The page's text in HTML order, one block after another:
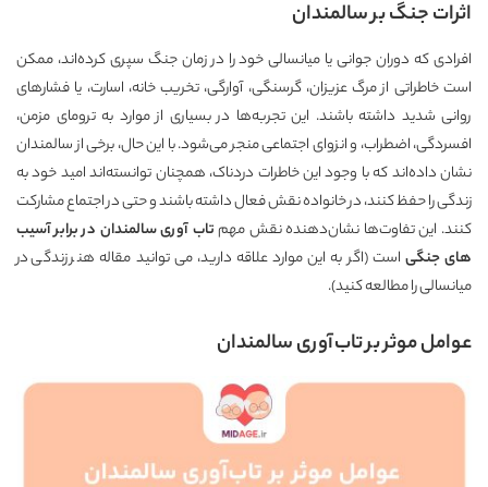
اثرات جنگ بر سالمندان
افرادی که دوران جوانی یا میانسالی خود را در زمان جنگ سپری کرده‌اند، ممکن
است خاطراتی از مرگ عزیزان، گرسنگی، آوارگی، تخریب خانه، اسارت، یا فشارهای
روانی شدید داشته باشند. این تجربه‌ها در بسیاری از موارد به ترومای مزمن،
افسردگی، اضطراب، و انزوای اجتماعی منجر می‌شود. با این حال، برخی از سالمندان
نشان داده‌اند که با وجود این خاطرات دردناک، همچنان توانسته‌اند امید خود به
زندگی را حفظ کنند، در خانواده نقش فعال داشته باشند و حتی در اجتماع مشارکت
کنند. این تفاوت‌ها نشان‌دهنده نقش مهمتاب آوری سالمندان در برابر آسیب
های جنگی است (اگر به این موارد علاقه دارید، می توانید مقاله هنر زندگی در
میانسالیرا مطالعه کنید).
عوامل موثر بر تاب‌آوری سالمندان